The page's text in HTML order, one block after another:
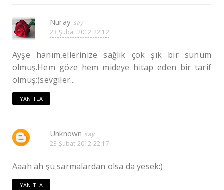
Nuray
23 Şubat 2012 22:12
Ayşe hanım,ellerinize sağlık çok şık bir sunum
olmuş.Hem göze hem mideye hitap eden bir tarif
olmuş:)sevgiler...
YANITLA
Unknown
23 Şubat 2012 22:17
Aaah ah şu sarmalardan olsa da yesek:)
YANITLA